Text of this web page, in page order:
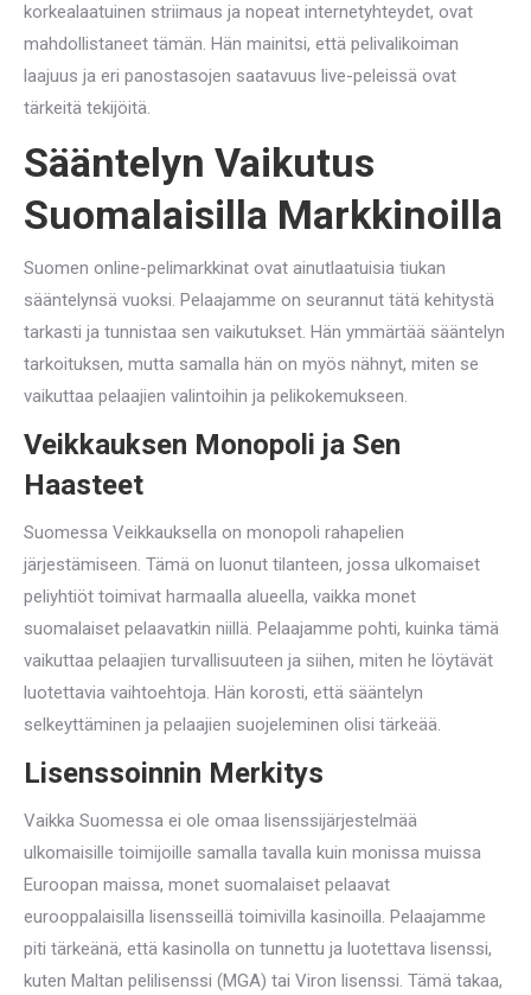
korkealaatuinen striimaus ja nopeat internetyhteydet, ovat
mahdollistaneet tämän. Hän mainitsi, että pelivalikoiman
laajuus ja eri panostasojen saatavuus live-peleissä ovat
tärkeitä tekijöitä.
Sääntelyn Vaikutus
Suomalaisilla Markkinoilla
Suomen online-pelimarkkinat ovat ainutlaatuisia tiukan
sääntelynsä vuoksi. Pelaajamme on seurannut tätä kehitystä
tarkasti ja tunnistaa sen vaikutukset. Hän ymmärtää sääntelyn
tarkoituksen, mutta samalla hän on myös nähnyt, miten se
vaikuttaa pelaajien valintoihin ja pelikokemukseen.
Veikkauksen Monopoli ja Sen
Haasteet
Suomessa Veikkauksella on monopoli rahapelien
järjestämiseen. Tämä on luonut tilanteen, jossa ulkomaiset
peliyhtiöt toimivat harmaalla alueella, vaikka monet
suomalaiset pelaavatkin niillä. Pelaajamme pohti, kuinka tämä
vaikuttaa pelaajien turvallisuuteen ja siihen, miten he löytävät
luotettavia vaihtoehtoja. Hän korosti, että sääntelyn
selkeyttäminen ja pelaajien suojeleminen olisi tärkeää.
Lisenssoinnin Merkitys
Vaikka Suomessa ei ole omaa lisenssijärjestelmää
ulkomaisille toimijoille samalla tavalla kuin monissa muissa
Euroopan maissa, monet suomalaiset pelaavat
eurooppalaisilla lisensseillä toimivilla kasinoilla. Pelaajamme
piti tärkeänä, että kasinolla on tunnettu ja luotettava lisenssi,
kuten Maltan pelilisenssi (MGA) tai Viron lisenssi. Tämä takaa,